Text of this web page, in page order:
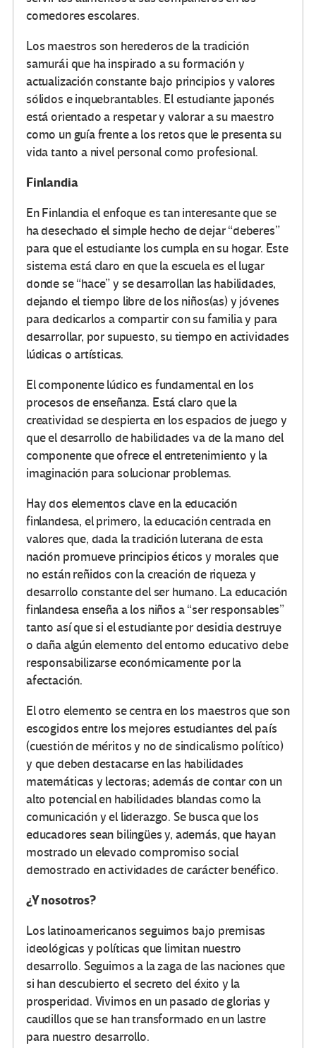
comedores escolares.
Los maestros son herederos de la tradición
samurái que ha inspirado a su formación y
actualización constante bajo principios y valores
sólidos e inquebrantables. El estudiante japonés
está orientado a respetar y valorar a su maestro
como un guía frente a los retos que le presenta su
vida tanto a nivel personal como profesional.
Finlandia
En Finlandia el enfoque es tan interesante que se
ha desechado el simple hecho de dejar “deberes”
para que el estudiante los cumpla en su hogar. Este
sistema está claro en que la escuela es el lugar
donde se “hace” y se desarrollan las habilidades,
dejando el tiempo libre de los niños(as) y jóvenes
para dedicarlos a compartir con su familia y para
desarrollar, por supuesto, su tiempo en actividades
lúdicas o artísticas.
El componente lúdico es fundamental en los
procesos de enseñanza. Está claro que la
creatividad se despierta en los espacios de juego y
que el desarrollo de habilidades va de la mano del
componente que ofrece el entretenimiento y la
imaginación para solucionar problemas.
Hay dos elementos clave en la educación
finlandesa, el primero, la educación centrada en
valores que, dada la tradición luterana de esta
nación promueve principios éticos y morales que
no están reñidos con la creación de riqueza y
desarrollo constante del ser humano. La educación
finlandesa enseña a los niños a “ser responsables”
tanto así que si el estudiante por desidia destruye
o daña algún elemento del entorno educativo debe
responsabilizarse económicamente por la
afectación.
El otro elemento se centra en los maestros que son
escogidos entre los mejores estudiantes del país
(cuestión de méritos y no de sindicalismo político)
y que deben destacarse en las habilidades
matemáticas y lectoras; además de contar con un
alto potencial en habilidades blandas como la
comunicación y el liderazgo. Se busca que los
educadores sean bilingües y, además, que hayan
mostrado un elevado compromiso social
demostrado en actividades de carácter benéfico.
¿Y nosotros?
Los latinoamericanos seguimos bajo premisas
ideológicas y políticas que limitan nuestro
desarrollo. Seguimos a la zaga de las naciones que
si han descubierto el secreto del éxito y la
prosperidad. Vivimos en un pasado de glorias y
caudillos que se han transformado en un lastre
para nuestro desarrollo.